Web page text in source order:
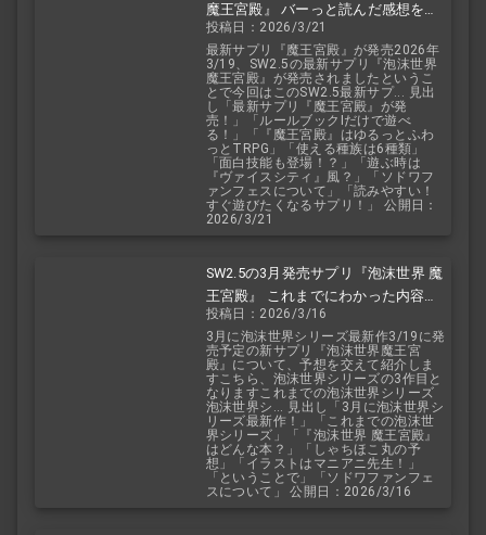
魔王宮殿』 バーっと読んだ感想を交
えて紹介します！！
投稿日：2026/3/21
最新サプリ『魔王宮殿』が発売2026年
3/19、SW2.5の最新サプリ『泡沫世界
魔王宮殿』が発売されましたというこ
とで今回はこのSW2.5最新サプ... 見出
し「最新サプリ『魔王宮殿』が発
売！」「ルールブックIだけで遊べ
る！」「『魔王宮殿』はゆるっとふわ
っとTRPG」「使える種族は6種類」
「面白技能も登場！？」「遊ぶ時は
『ヴァイスシティ』風？」「ソドワフ
ァンフェスについて」「読みやすい！
すぐ遊びたくなるサプリ！」 公開日：
2026/3/21
SW2.5の3月発売サプリ『泡沫世界 魔
王宮殿』 これまでにわかった内容を
予想を交えて紹介
投稿日：2026/3/16
3月に泡沫世界シリーズ最新作3/19に発
売予定の新サプリ『泡沫世界魔王宮
殿』について、予想を交えて紹介しま
すこちら、泡沫世界シリーズの3作目と
なりますこれまでの泡沫世界シリーズ
泡沫世界シ... 見出し「3月に泡沫世界シ
リーズ最新作！」「これまでの泡沫世
界シリーズ」「『泡沫世界 魔王宮殿』
はどんな本？」「しゃちほこ丸の予
想」「イラストはマニアニ先生！」
「ということで」「ソドワファンフェ
スについて」 公開日：2026/3/16